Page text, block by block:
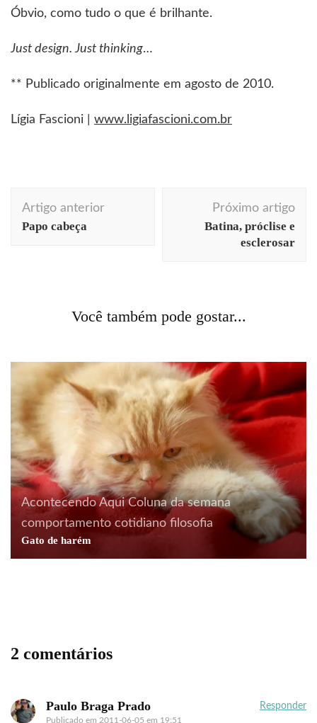
Óbvio, como tudo o que é brilhante.
Just design. Just thinking…
** Publicado originalmente em agosto de 2010.
Lígia Fascioni | www.ligiafascioni.com.br
Navegação
de
post
Artigo anterior
Papo cabeça
Próximo artigo
Batina, próclise e
esclerosar
Você também pode gostar...
Sobre designers e pessoas
Acontecendo Aqui Coluna da semana
comportamento cotidiano filosofia
Gato de harém
comportamento cotidiano curiosidades filosofia
literatura livros
Ladrões de beleza
2 comentários
Paulo Braga Prado
Publicado em 2011-06-05 em 19:51
Responder